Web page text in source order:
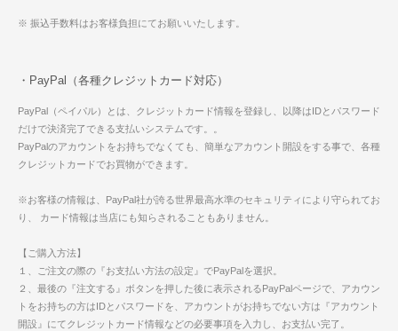
※ 振込手数料はお客様負担にてお願いいたします。
・PayPal（各種クレジットカード対応）
PayPal（ペイパル）とは、クレジットカード情報を登録し、以降はIDとパスワード
だけで決済完了できる支払いシステムです。。
PayPalのアカウントをお持ちでなくても、簡単なアカウント開設をする事で、各種
クレジットカードでお買物ができます。
※お客様の情報は、PayPal社が誇る世界最高水準のセキュリティにより守られてお
り、 カード情報は当店にも知らされることもありません。
【ご購入方法】
１、ご注文の際の『お支払い方法の設定』でPayPalを選択。
２、最後の『注文する』ボタンを押した後に表示されるPayPalページで、アカウン
トをお持ちの方はIDとパスワードを、アカウントがお持ちでない方は『アカウント
開設』にてクレジットカード情報などの必要事項を入力し、お支払い完了。